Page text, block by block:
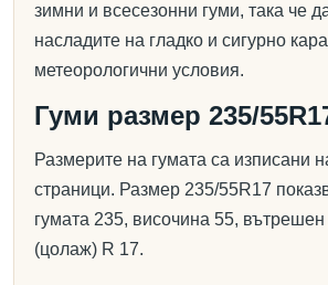
зимни и всесезонни гуми, така че
насладите на гладко и сигурно
метеорологични условия.
Гуми размер 235/
Размерите на гумата са изписани
страници. Размер 235/55R17
гумата 235, височина 55,
(цолаж) R 17.